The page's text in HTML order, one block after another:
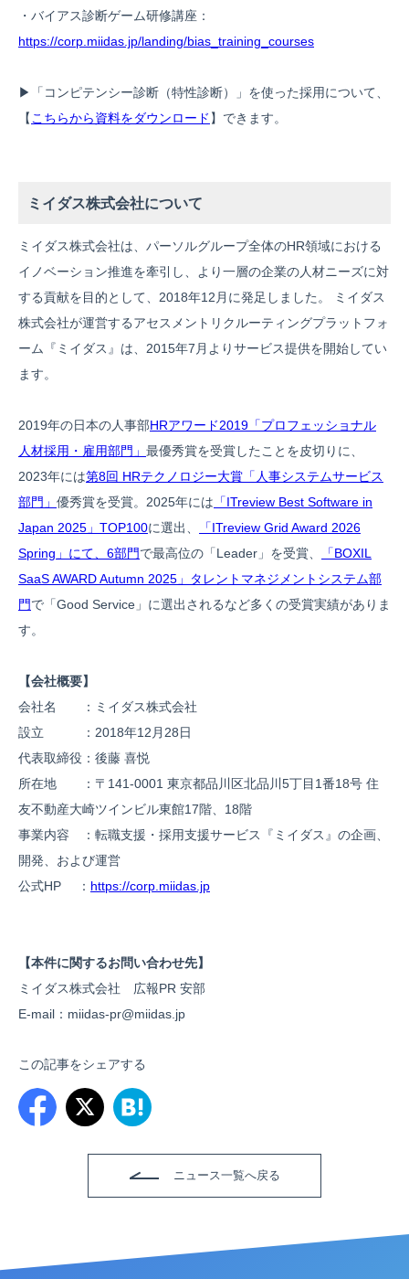
・バイアス診断ゲーム研修講座：
https://corp.miidas.jp/landing/bias_training_courses
▶︎「コンピテンシー診断（特性診断）」を使った採用について、
【 こちらから資料をダウンロード 】できます。
ミイダス株式会社について
ミイダス株式会社は、パーソルグループ全体のHR領域における
イノベーション推進を牽引し、より一層の企業の人材ニーズに対
する貢献を目的として、2018年12月に発足しました。 ミイダス
株式会社が運営するアセスメントリクルーティングプラットフォ
ーム『ミイダス』は、2015年7月よりサービス提供を開始してい
ます。
2019年の日本の人事部HRアワード2019「プロフェッショナル
人材採用・雇用部門」 最優秀賞を受賞したことを皮切りに、
2023年には第8回 HRテクノロジー大賞「人事システムサービス
部門」 優秀賞を受賞。2025年には 「ITreview Best Software in
Japan 2025」TOP100に選出、
「ITreview Grid Award 2026
Spring」にて、6部門で最高位の「Leader」を受賞、
「BOXIL
SaaS AWARD Autumn 2025」タレントマネジメントシステム部
門で「Good Service」に選出されるなど多くの受賞実績がありま
す。
【会社概要】
会社名 ：ミイダス株式会社
設立 ：2018年12月28日
代表取締役：後藤 喜悦
所在地 ：〒141-0001 東京都品川区北品川5丁目1番18号 住
友不動産大崎ツインビル東館17階、18階
事業内容 ：転職支援・採用支援サービス『ミイダス』の企画、
開発、および運営
公式HP ： https://corp.miidas.jp
【本件に関するお問い合わせ先】
ミイダス株式会社 広報PR 安部
E-mail：miidas-pr@miidas.jp
この記事をシェアする
ニュース一覧へ戻る